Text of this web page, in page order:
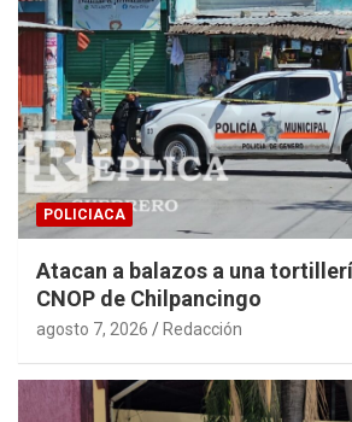
POLICIACA
Atacan a balazos a una
CNOP de Chilpancingo
agosto 7, 2026 Redacción